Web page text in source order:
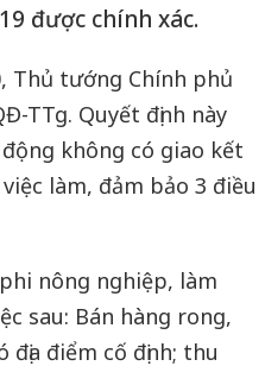
được chính xác.
Thủ tướng Chính phủ
TTg. Quyết định này
không có giao kết
làm, đảm bảo 3 điều
nông nghiệp, làm
sau: Bán hàng rong,
điểm cố định; thu